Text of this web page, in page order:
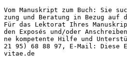
Vom Manuskript zum Buch: Sie
zung und Beratung in Bezug
Für das Lektorat Ihres
den Exposés und/oder
ne kompetente Hilfe und
21 95) 68 88 97, E-Mail: Diese
vitae.de